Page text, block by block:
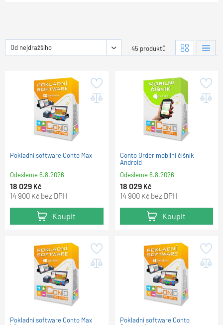
Od nejdražšího 45 produktů
Pokladní software Conto Max
Odešleme6.8.2026
18 029 Kč
14 900 Kč bez DPH
Koupit
Conto Order mobilní číšník
Android
Odešleme6.8.2026
18 029 Kč
14 900 Kč bez DPH
Koupit
Pokladní software Conto Max
Pokladní software Conto